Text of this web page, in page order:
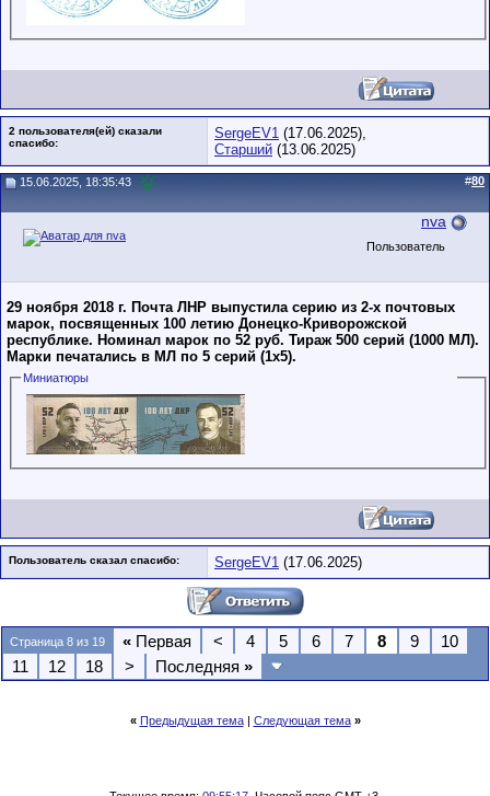
2 пользователя(ей) сказали
cпасибо:
SergeEV1 (17.06.2025),
Старший (13.06.2025)
15.06.2025, 18:35:43 #80
nva
Пользователь
29 ноября 2018 г. Почта ЛНР выпустила серию из 2-х почтовых
марок, посвященных 100 летию Донецко-Криворожской
республике. Номинал марок по 52 руб. Тираж 500 серий (1000 МЛ).
Марки печатались в МЛ по 5 серий (1х5).
Миниатюры
Пользователь сказал cпасибо: SergeEV1 (17.06.2025)
Страница 8 из 19 « Первая < 4 5 6 7 8 9
10
11
12 18 > Последняя »
« Предыдущая тема| Следующая тема »